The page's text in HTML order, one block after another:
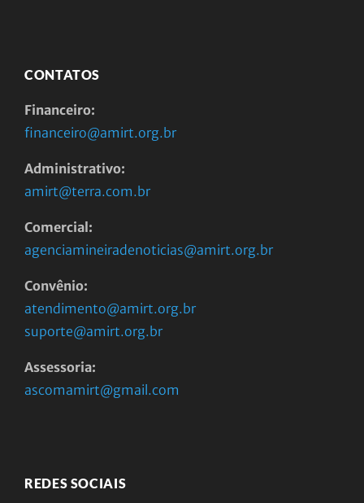
CONTATOS
Financeiro:
financeiro@amirt.org.br
Administrativo:
amirt@terra.com.br
Comercial:
agenciamineiradenoticias@amirt.org.br
Convênio:
atendimento@amirt.org.br
suporte@amirt.org.br
Assessoria:
ascomamirt@gmail.com
REDES SOCIAIS